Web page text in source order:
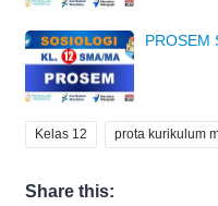
PROSEM
Kelas 12 prota kurikulum
Share this: